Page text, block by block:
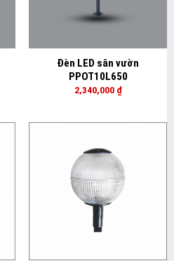
Đèn LED sân vườn
PPOT10L650
2,340,000 ₫